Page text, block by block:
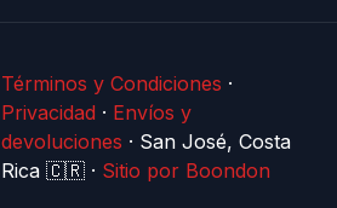
Términos y Condiciones ·
Privacidad · Envíos y
devoluciones · San José, Costa
Rica 🇨🇷 · Sitio por Boondon